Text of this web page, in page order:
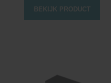
BEKIJK PRODUCT